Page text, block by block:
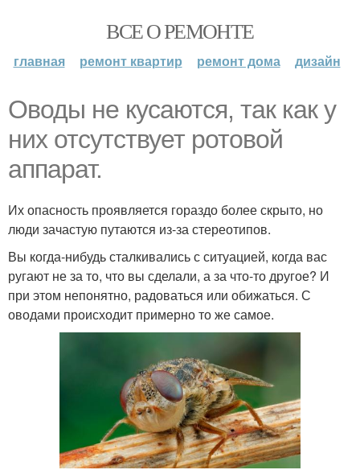
ВСЕ О РЕМОНТЕ
главная ремонт квартир ремонт дома дизайн
Оводы не кусаются, так как у
них отсутствует ротовой
аппарат.
Их опасность проявляется гораздо более скрыто, но
люди зачастую путаются из-за стереотипов.
Вы когда-нибудь сталкивались с ситуацией, когда вас
ругают не за то, что вы сделали, а за что-то другое? И
при этом непонятно, радоваться или обижаться. С
оводами происходит примерно то же самое.